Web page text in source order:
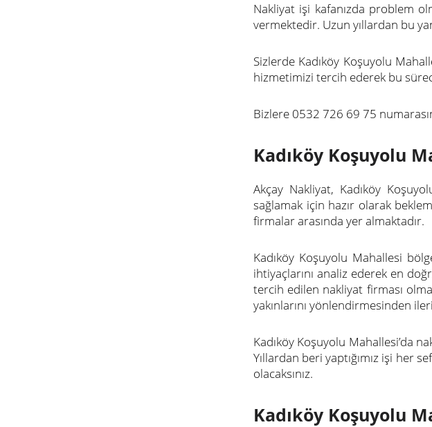
Nakliyat işi kafanızda problem
vermektedir. Uzun yıllardan bu
Sizlerde Kadıköy Koşuyolu
hizmetimizi tercih ederek bu
Bizlere 0532 726 69 75
Kadıköy Koşuyolu
Akçay Nakliyat, Kadıköy
sağlamak için hazır olarak
firmalar arasında yer almaktadır.
Kadıköy Koşuyolu Mahallesi
ihtiyaçlarını analiz ederek en
tercih edilen nakliyat firması
yakınlarını yönlendirmesinden
Kadıköy Koşuyolu Mahallesi’da
Yıllardan beri yaptığımız işi her
olacaksınız.
Kadıköy Koşuyolu